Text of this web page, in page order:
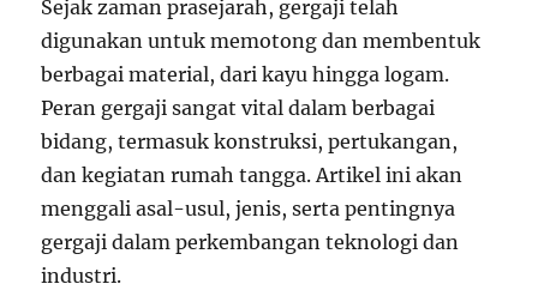
Sejak zaman prasejarah, gergaji telah
digunakan untuk memotong dan membentuk
berbagai material, dari kayu hingga logam.
Peran gergaji sangat vital dalam berbagai
bidang, termasuk konstruksi, pertukangan,
dan kegiatan rumah tangga. Artikel ini akan
menggali asal-usul, jenis, serta pentingnya
gergaji dalam perkembangan teknologi dan
industri.